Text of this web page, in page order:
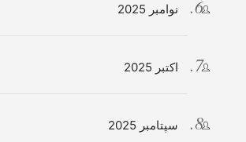
نوامبر 2025
اکتبر 2025
سپتامبر 2025